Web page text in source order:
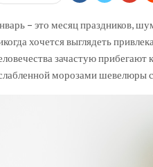
– это месяц праздников,
хочется выглядеть
зачастую
морозами шевелюры